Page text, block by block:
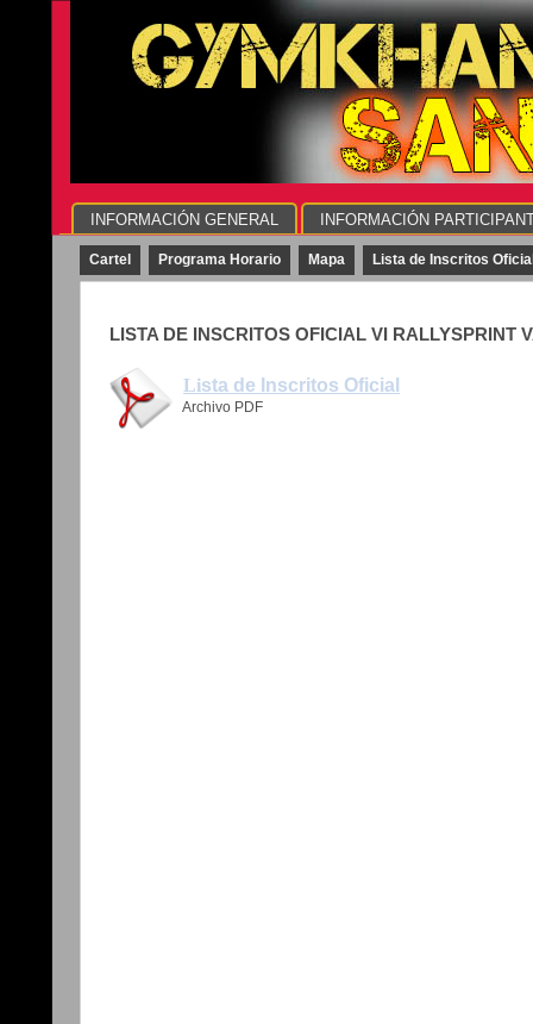
INFORMACIÓN GENERAL INFORMACIÓN
Cartel Programa Horario Mapa Lista de Inscritos
LISTA DE INSCRITOS OFICIAL VI RALLYSPRINT
Lista de Inscritos Oficial
Archivo PDF